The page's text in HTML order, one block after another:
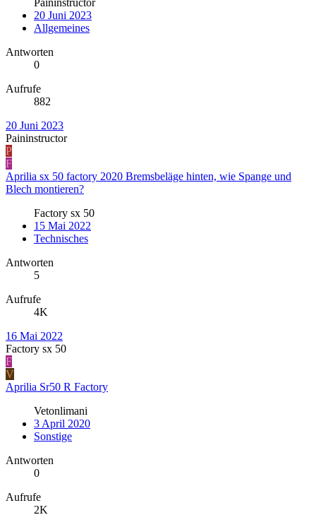
Paininstructor
20 Juni 2023
Allgemeines
Antworten
0
Aufrufe
882
20 Juni 2023
Paininstructor
P
F
Aprilia sx 50 factory 2020 Bremsbeläge hinten, wie Spange und
Blech montieren?
Factory sx 50
15 Mai 2022
Technisches
Antworten
5
Aufrufe
4K
16 Mai 2022
Factory sx 50
F
V
Aprilia Sr50 R Factory
Vetonlimani
3 April 2020
Sonstige
Antworten
0
Aufrufe
2K